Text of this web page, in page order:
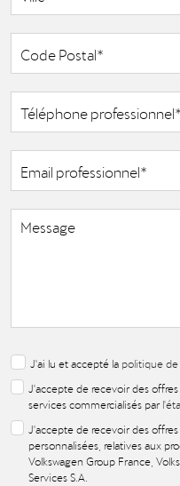
J'ai lu et accepté la politique
J'accepte de recevoir des
services commercialisés par
J'accepte de recevoir des
personnalisées, relatives aux
Volkswagen Group France,
Services S.A.